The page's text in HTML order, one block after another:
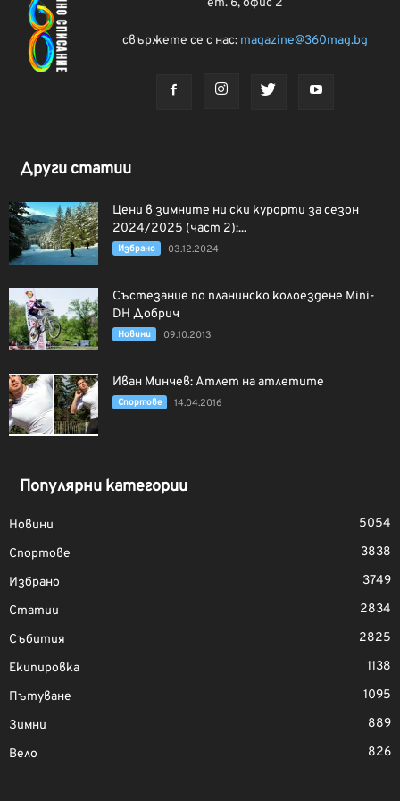
ет. 6, офис 2
свържете се с нас: magazine@360mag.bg
Други статии
Цени в зимните ни ски курорти за сезон
2024/2025 (част 2):...
Избрано 03.12.2024
Състезание по планинско колоездене Mini-
DH Добрич
Новини 09.10.2013
Иван Минчев: Атлет на атлетите
Спортове 14.04.2016
Популярни категории
Новини
5054
Спортове
3838
Избрано
3749
Статии
2834
Събития
2825
Екипировка
1138
Пътуване
1095
Зимни
889
Вело
826